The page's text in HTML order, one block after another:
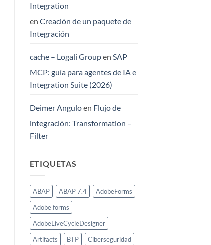
Integration
en Creación de un paquete de
Integración
cache – Logali Groupen SAP
MCP: guía para agentes de IA e
Integration Suite (2026)
Deimer Anguloen Flujo de
integración: Transformation –
Filter
ETIQUETAS
ABAP ABAP 7.4
AdobeForms
Adobe forms
AdobeLiveCycleDesigner
Artifacts
BTP
Ciberseguridad